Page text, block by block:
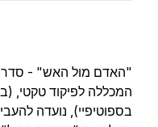
"האדם מול האש" -
המכללה לפיקוד טקטי,
בספוטיפיי), נועדה